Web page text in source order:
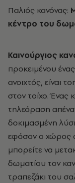
Παλιός κανόνας:
κέντρο του
Καινούργιος
προκειμένου
ανοιχτός, είναι
στον τοίχο. Ένας
τηλεόραση
δοκιμασμένη
εφόσον ο χώρος
μπορείτε να
δωματίου τον
τραπεζάκι του